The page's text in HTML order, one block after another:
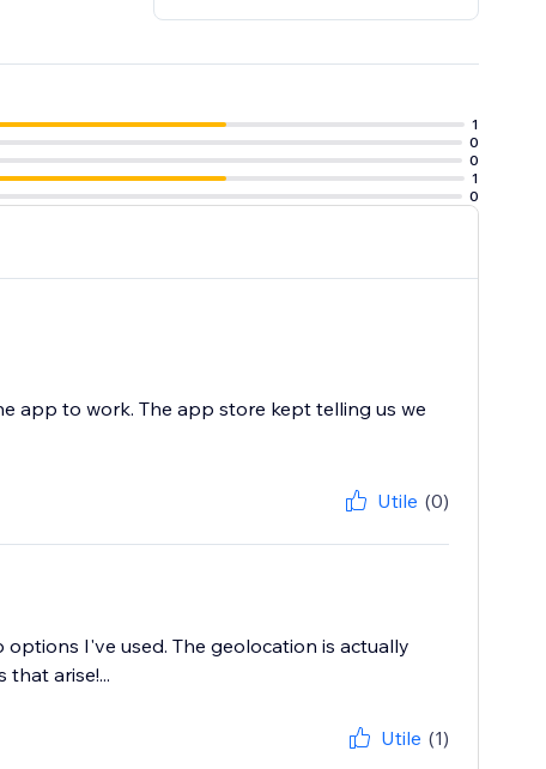
1
0
0
1
0
app to work. The app store kept telling us we
Utile (0)
I've used. The geolocation is actually
arise!...
Utile (1)